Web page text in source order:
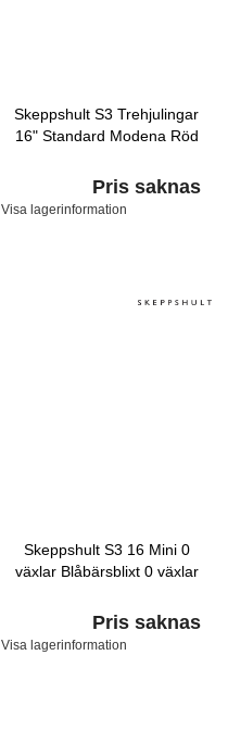
Skeppshult S3 Trehjulingar
16" Standard Modena Röd
Pris saknas
Visa lagerinformation
Skeppshult S3 16 Mini 0
växlar Blåbärsblixt 0 växlar
Pris saknas
Visa lagerinformation